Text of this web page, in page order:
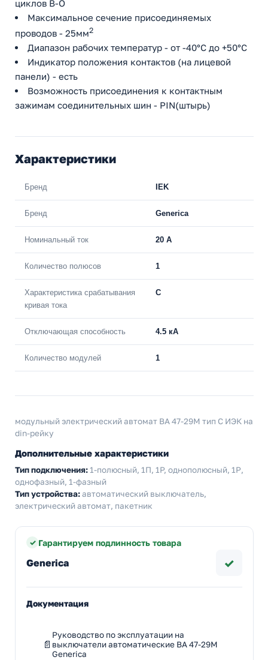
циклов В-О
Максимальное сечение присоединяемых
проводов - 25мм2
Диапазон рабочих температур - от -40°С до +50°С
Индикатор положения контактов (на лицевой
панели) - есть
Возможность присоединения к контактным
зажимам соединительных шин - PIN(штырь)
Характеристики
Бренд IEK
Бренд Generica
Номинальный ток 20 A
Количество полюсов 1
Характеристика срабатывания
кривая тока
C
Отключающая способность 4.5 кА
Количество модулей 1
модульный электрический автомат ВА 47-29М тип С ИЭК на
din-рейку
Дополнительные характеристики
Тип подключения:1-полюсный, 1П, 1P, однополюсный, 1Р,
однофазный, 1-фазный
Тип устройства:автоматический выключатель,
электрический автомат, пакетник
Гарантируем подлинность товара
Generica ✓
Документация
Руководство по эксплуатации на
выключатели автоматические ВА 47-29М
Generica